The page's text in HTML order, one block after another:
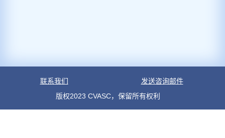
联系我们
发送咨询邮件
版权2023 CVASC，保留所有权利